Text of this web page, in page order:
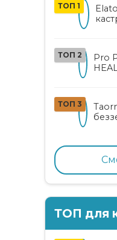
ТОП 1
ТОП 2
Pro
ТОП 3
ТОП для